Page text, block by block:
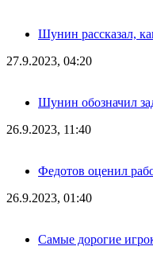
Шунин рассказал,
27.9.2023, 04:20
Шунин обозначил
26.9.2023, 11:40
Федотов оценил
26.9.2023, 01:40
Самые дорогие